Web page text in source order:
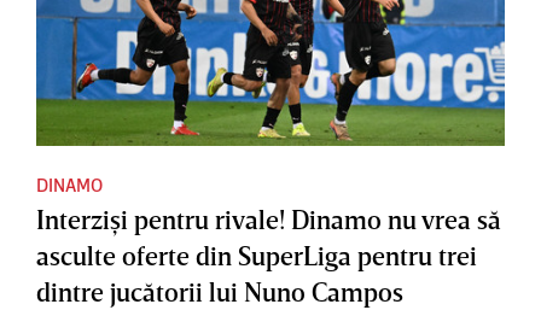
DINAMO
Interzişi pentru rivale! Dinamo nu vrea să
asculte oferte din SuperLiga pentru trei
dintre jucătorii lui Nuno Campos